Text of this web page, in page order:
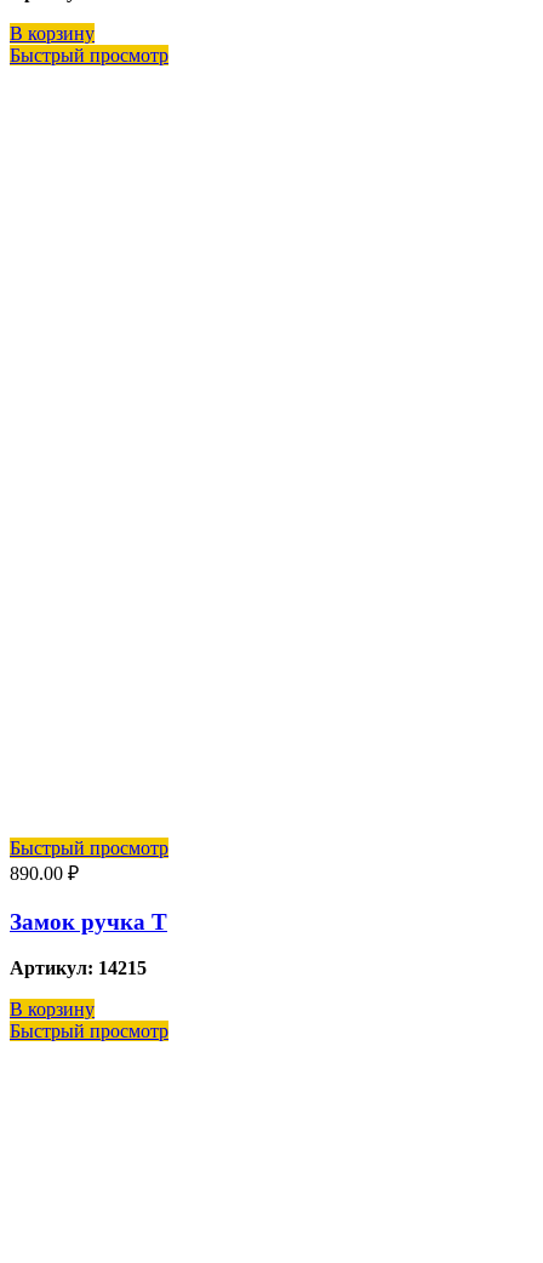
В корзину
Быстрый просмотр
Быстрый просмотр
890.00 ₽
Замок ручка Т
Артикул: 14215
В корзину
Быстрый просмотр